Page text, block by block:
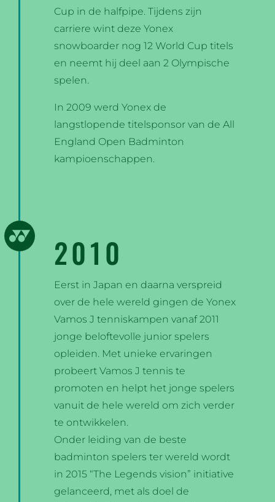
Cup in de halfpipe. Tijdens zijn
carriere wint deze Yonex
snowboarder nog 12 World Cup titels
en neemt hij deel aan 2 Olympische
spelen.
In 2009 werd Yonex de
langstlopende titelsponsor van de All
England Open Badminton
kampioenschappen.
2010
Eerst in Japan en daarna verspreid
over de hele wereld gingen de Yonex
Vamos J tenniskampen vanaf 2011
jonge beloftevolle junior spelers
opleiden. Met unieke ervaringen
probeert Vamos J tennis te
promoten en helpt het jonge spelers
vanuit de hele wereld om zich verder
te ontwikkelen.
Onder leiding van de beste
badminton spelers ter wereld wordt
in 2015 “The Legends vision” initiative
gelanceerd, met als doel de